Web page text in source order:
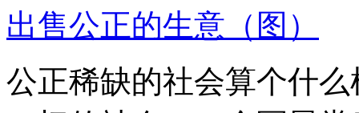
出售公正的生意（图）
公正稀缺的社会算个什